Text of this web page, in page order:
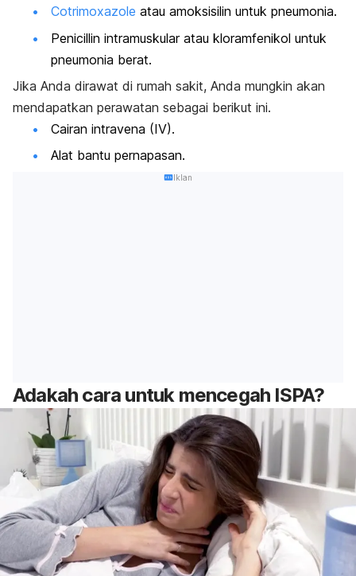
Cotrimoxazole atau amoksisilin untuk pneumonia.
Penicillin intramuskular atau kloramfenikol untuk
pneumonia berat.
Jika Anda dirawat di rumah sakit, Anda mungkin akan
mendapatkan perawatan sebagai berikut ini.
Cairan intravena (IV).
Alat bantu pernapasan.
Iklan
Adakah cara untuk mencegah ISPA?